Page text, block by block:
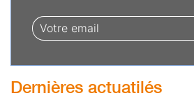
Dernières actuatilés